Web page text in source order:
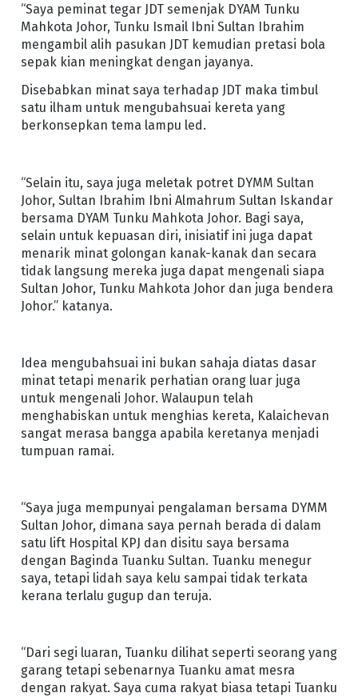
“Saya peminat tegar JDT semenjak DYAM Tunku
Mahkota Johor, Tunku Ismail Ibni Sultan Ibrahim
mengambil alih pasukan JDT kemudian pretasi bola
sepak kian meningkat dengan jayanya.
Disebabkan minat saya terhadap JDT maka timbul
satu ilham untuk mengubahsuai kereta yang
berkonsepkan tema lampu led.
“Selain itu, saya juga meletak potret DYMM Sultan
Johor, Sultan Ibrahim Ibni Almahrum Sultan Iskandar
bersama DYAM Tunku Mahkota Johor. Bagi saya,
selain untuk kepuasan diri, inisiatif ini juga dapat
menarik minat golongan kanak-kanak dan secara
tidak langsung mereka juga dapat mengenali siapa
Sultan Johor, Tunku Mahkota Johor dan juga bendera
Johor.” katanya.
Idea mengubahsuai ini bukan sahaja diatas dasar
minat tetapi menarik perhatian orang luar juga
untuk mengenali Johor. Walaupun telah
menghabiskan untuk menghias kereta, Kalaichevan
sangat merasa bangga apabila keretanya menjadi
tumpuan ramai.
“Saya juga mempunyai pengalaman bersama DYMM
Sultan Johor, dimana saya pernah berada di dalam
satu lift Hospital KPJ dan disitu saya bersama
dengan Baginda Tuanku Sultan. Tuanku menegur
saya, tetapi lidah saya kelu sampai tidak terkata
kerana terlalu gugup dan teruja.
“Dari segi luaran, Tuanku dilihat seperti seorang yang
garang tetapi sebenarnya Tuanku amat mesra
dengan rakyat. Saya cuma rakyat biasa tetapi Tuanku